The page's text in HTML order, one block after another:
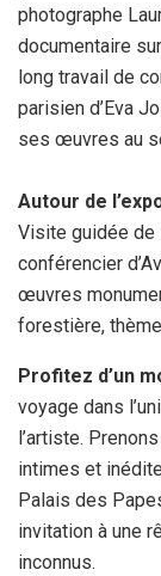
photographe
documentaire
long travail de
parisien d’Eva
ses œuvres au
Autour de
Visite guidée de
conférencier
œuvres
forestière,
Profitez d’un
voyage dans
l’artiste.
intimes et
Palais des
invitation à une
inconnus.